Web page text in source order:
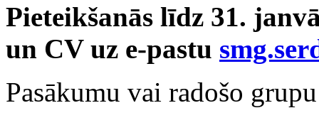
Pieteikšanās līdz 31.
un CV uz e-pastu
Pasākumu vai radošo